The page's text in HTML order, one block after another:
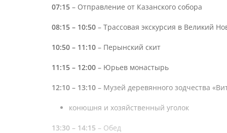
07:15 – Отправление от Казанского собора
08:15 – 10:50 – Трассовая экскурсия в Великий
10:50 – 11:10 – Перынский скит
11:15 – 12:00 – Юрьев монастырь
12:10 – 13:10 – Музей деревянного зодчества
конюшня и хозяйственный уголок
13:30 – 14:15 – Обед